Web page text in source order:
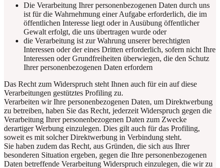
Die Verarbeitung Ihrer personenbezogenen Daten durch uns
ist für die Wahrnehmung einer Aufgabe erforderlich, die im
öffentlichen Interesse liegt oder in Ausübung öffentlicher
Gewalt erfolgt, die uns übertragen wurde oder
die Verarbeitung ist zur Wahrung unserer berechtigten
Interessen oder der eines Dritten erforderlich, sofern nicht Ihre
Interessen oder Grundfreiheiten überwiegen, die den Schutz
Ihrer personenbezogenen Daten erfordern
Das Recht zum Widerspruch steht Ihnen auch für ein auf diese
Verarbeitungen gestütztes Profiling zu.
Verarbeiten wir Ihre personenbezogenen Daten, um Direktwerbung
zu betreiben, haben Sie das Recht, jederzeit Widerspruch gegen die
Verarbeitung Ihrer personenbezogenen Daten zum Zwecke
derartiger Werbung einzulegen. Dies gilt auch für das Profiling,
soweit es mit solcher Direktwerbung in Verbindung steht.
Sie haben zudem das Recht, aus Gründen, die sich aus Ihrer
besonderen Situation ergeben, gegen die Ihre personenbezogenen
Daten betreffende Verarbeitung Widerspruch einzulegen, die wir zu